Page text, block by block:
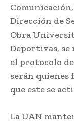
Dirección de
Obra
Deportivas,
el protocolo
serán quienes
que este se
La UAN